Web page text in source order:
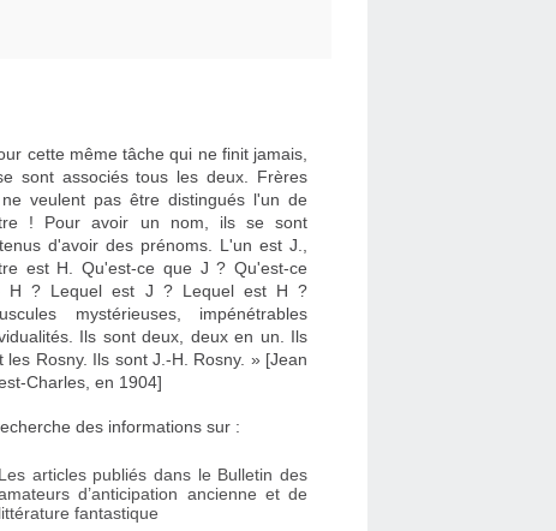
cette même tâche qui ne finit jamais,
sont associés tous les deux. Frères
veulent pas être distingués l'un de
! Pour avoir un nom, ils se sont
d'avoir des prénoms. L'un est J.,
est H. Qu'est-ce que J ? Qu'est-ce
H ? Lequel est J ? Lequel est H ?
mystérieuses, impénétrables
Ils sont deux, deux en un. Ils
les Rosny. Ils sont J.-H. Rosny. » [Jean
Charles, en 1904]
des informations sur :
Les articles publiés dans le Bulletin des
d’anticipation ancienne et de
littérature fantastique